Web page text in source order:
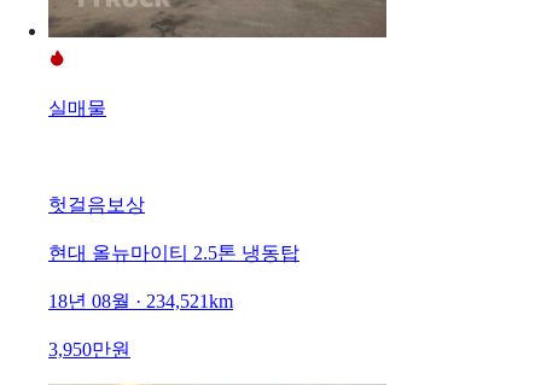
실매물
헛걸음보상
현대 올뉴마이티 2.5톤 냉동탑
18년 08월 · 234,521km
3,950만원